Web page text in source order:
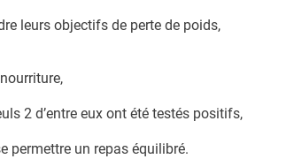
leurs objectifs de perte de poids,
2 d’entre eux ont été testés positifs,
permettre un repas équilibré.